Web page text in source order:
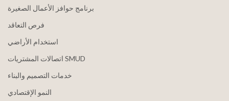
برنامج حوافز الأعمال الصغيرة
فرص التعاقد
استخدام الأراضي
اتصالات المشتريات SMUD
خدمات التصميم والبناء
النمو الإقتصادي